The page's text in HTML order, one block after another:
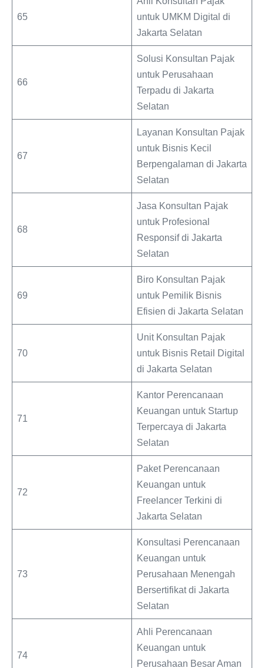
65
untuk UMKM Digital di
Jakarta Selatan
66
Solusi Konsultan Pajak
untuk Perusahaan
Terpadu di Jakarta
Selatan
67
Layanan Konsultan Pajak
untuk Bisnis Kecil
Berpengalaman di Jakarta
Selatan
68
Jasa Konsultan Pajak
untuk Profesional
Responsif di Jakarta
Selatan
69
Biro Konsultan Pajak
untuk Pemilik Bisnis
Efisien di Jakarta Selatan
70
Unit Konsultan Pajak
untuk Bisnis Retail Digital
di Jakarta Selatan
71
Kantor Perencanaan
Keuangan untuk Startup
Terpercaya di Jakarta
Selatan
72
Paket Perencanaan
Keuangan untuk
Freelancer Terkini di
Jakarta Selatan
73
Konsultasi Perencanaan
Keuangan untuk
Perusahaan Menengah
Bersertifikat di Jakarta
Selatan
74
Ahli Perencanaan
Keuangan untuk
Perusahaan Besar Aman